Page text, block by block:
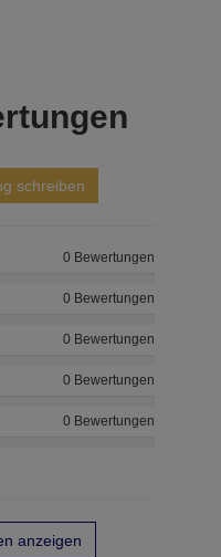
schreiben
0 Bewertungen
0 Bewertungen
0 Bewertungen
0 Bewertungen
0 Bewertungen
anzeigen